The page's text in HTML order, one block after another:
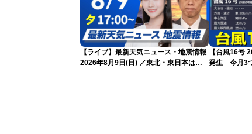
【ライブ】最新天気ニュース・地震情報
2026年8月9日(日) ／東北・東日本は急
【台風16号
発生 今月3